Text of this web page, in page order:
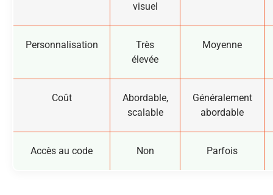
visuel
Personnalisation
Très
élevée
Moyenne
Coût
Abordable,
scalable
Généralement
abordable
Accès au code Non Parfois